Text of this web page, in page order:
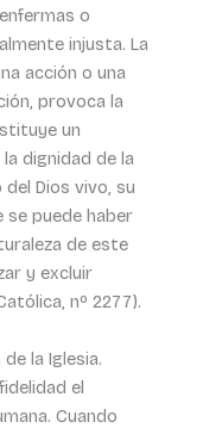
o
injusta. La
acción o una
provoca la
un
dignidad de la
Dios vivo, su
se puede haber
de este
y excluir
nº 2277).
la Iglesia.
el
Cuando